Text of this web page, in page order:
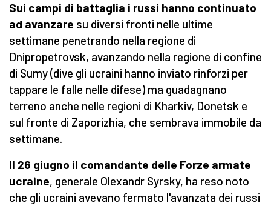
Sui campi di battaglia i russi hanno continuato
ad avanzare su diversi fronti nelle ultime
settimane penetrando nella regione di
Dnipropetrovsk, avanzando nella regione di confine
di Sumy (dive gli ucraini hanno inviato rinforzi per
tappare le falle nelle difese) ma guadagnano
terreno anche nelle regioni di Kharkiv, Donetsk e
sul fronte di Zaporizhia, che sembrava immobile da
settimane.
Il 26 giugno il comandante delle Forze armate
ucraine, generale Olexandr Syrsky, ha reso noto
che gli ucraini avevano fermato l'avanzata dei russi